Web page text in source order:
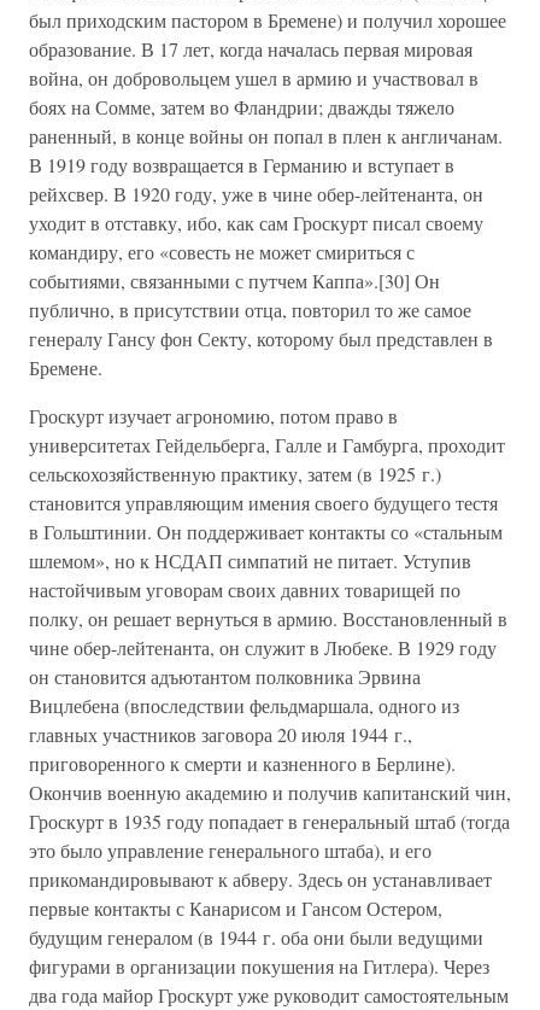
был приходским пастором в Бремене) и получил хорошее
образование. В 17 лет, когда началась первая мировая
война, он добровольцем ушел в армию и участвовал в
боях на Сомме, затем во Фландрии; дважды тяжело
раненный, в конце войны он попал в плен к англичанам.
В 1919 году возвращается в Германию и вступает в
рейхсвер. В 1920 году, уже в чине обер-лейтенанта, он
уходит в отставку, ибо, как сам Гроскурт писал своему
командиру, его «совесть не может смириться с
событиями, связанными с путчем Каппа».[30] Он
публично, в присутствии отца, повторил то же самое
генералу Гансу фон Секту, которому был представлен в
Бремене.
Гроскурт изучает агрономию, потом право в
университетах Гейдельберга, Галле и Гамбурга, проходит
сельскохозяйственную практику, затем (в 1925 г.)
становится управляющим имения своего будущего тестя
в Гольштинии. Он поддерживает контакты со «стальным
шлемом», но к НСДАП симпатий не питает. Уступив
настойчивым уговорам своих давних товарищей по
полку, он решает вернуться в армию. Восстановленный в
чине обер-лейтенанта, он служит в Любеке. В 1929 году
он становится адъютантом полковника Эрвина
Вицлебена (впоследствии фельдмаршала, одного из
главных участников заговора 20 июля 1944 г.,
приговоренного к смерти и казненного в Берлине).
Окончив военную академию и получив капитанский чин,
Гроскурт в 1935 году попадает в генеральный штаб (тогда
это было управление генерального штаба), и его
прикомандировывают к абверу. Здесь он устанавливает
первые контакты с Канарисом и Гансом Остером,
будущим генералом (в 1944 г. оба они были ведущими
фигурами в организации покушения на Гитлера). Через
два года майор Гроскурт уже руководит самостоятельным